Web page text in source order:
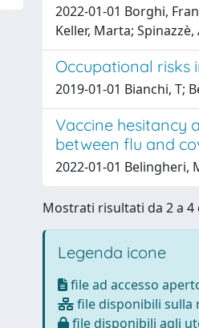
2022-01-01 Borghi,
Keller, Marta;
Occupational risks
2019-01-01 Bianchi, T;
Vaccine hesitancy
between flu and
2022-01-01 Belingheri,
Mostrati risultati da 2 a 4
Legenda icone
file ad accesso
file disponibili sulla
file disponibili agli